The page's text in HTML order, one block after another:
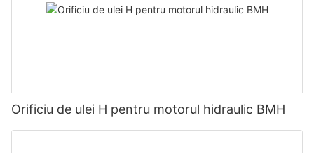
Orificiu de ulei H pentru motorul hidraulic BMH